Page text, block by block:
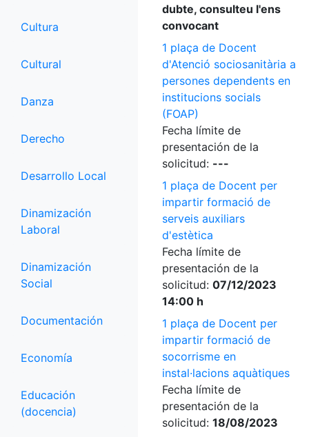
Cultura
Cultural
Danza
Derecho
Desarrollo Local
Dinamización
Laboral
Dinamización
Social
Documentación
Economía
Educación
(docencia)
dubte, consulteu l'ens
convocant
1 plaça de Docent
d'Atenció sociosanitària a
persones dependents en
institucions socials
(FOAP)
Fecha límite de
presentación de la
solicitud: ---
1 plaça de Docent per
impartir formació de
serveis auxiliars
d'estètica
Fecha límite de
presentación de la
solicitud: 07/12/2023
14:00 h
1 plaça de Docent per
impartir formació de
socorrisme en
instal·lacions aquàtiques
Fecha límite de
presentación de la
solicitud: 18/08/2023